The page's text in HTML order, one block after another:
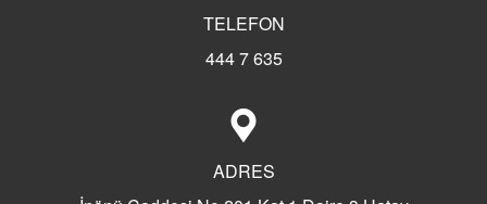
Türkiye'nin İlk Özel Dedektiflik Firması
Dedektif Tutanların Hikayeleri
Dedektif Tutanların Yorumları
TELEFON
444 7 635
ADRES